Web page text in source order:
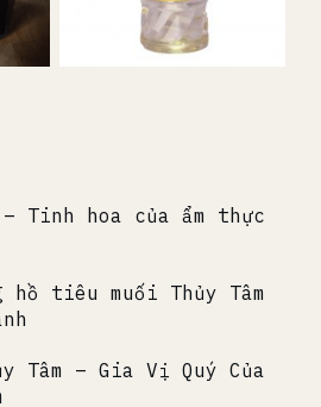
– Tinh hoa của ẩm thực
tiêu muối Thủy Tâm
Tâm – Gia Vị Quý Của